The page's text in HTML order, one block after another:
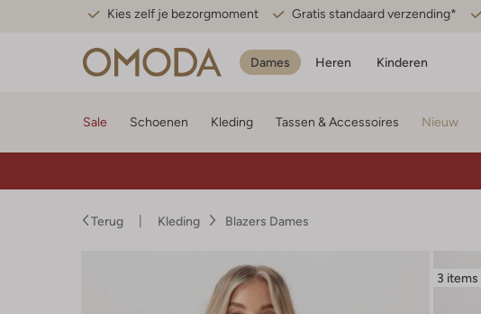
Kies zelf je bezorgmoment Gratis standaard verzending*
Dames Heren Kinderen
Sale Schoenen Kleding Tassen & Accessoires Nieuw
Terug Kleding Blazers Dames
3 items